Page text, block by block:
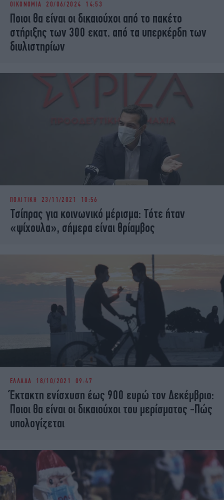
iBOOKS
OSCARS
THE OCEAN
MEDIA
ELAMEFORA
ΟΙΚΟΝΟΜΙΑ 20/06/2024 14:53
Ποιοι θα είναι οι δικαιούχοι από το πακέτο
στήριξης των 300 εκατ. από τα υπερκέρδη των
διυλιστηρίων
ΠΟΛΙΤΙΚΗ 23/11/2021 10:56
Τσίπρας για κοινωνικό μέρισμα: Τότε ήταν
«ψίχουλα», σήμερα είναι θρίαμβος
ΕΛΛΑΔΑ 18/10/2021 09:47
Έκτακτη ενίσχυση έως 900 ευρώ τον Δεκέμβριο:
Ποιοι θα είναι οι δικαιούχοι του μερίσματος -Πώς
υπολογίζεται